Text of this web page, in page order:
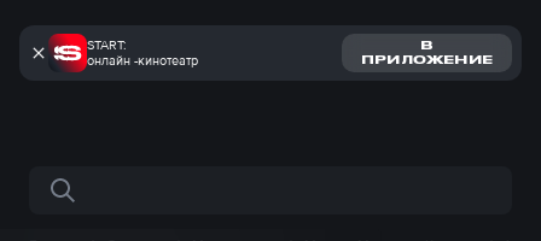
START:
онлайн -кинотеатр
В
ПРИЛОЖЕНИЕ
Поиск по сайту